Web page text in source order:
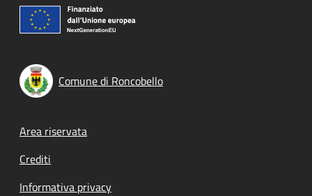
Comune di Roncobello
Footer menu
Area riservata
Crediti
Informativa privacy